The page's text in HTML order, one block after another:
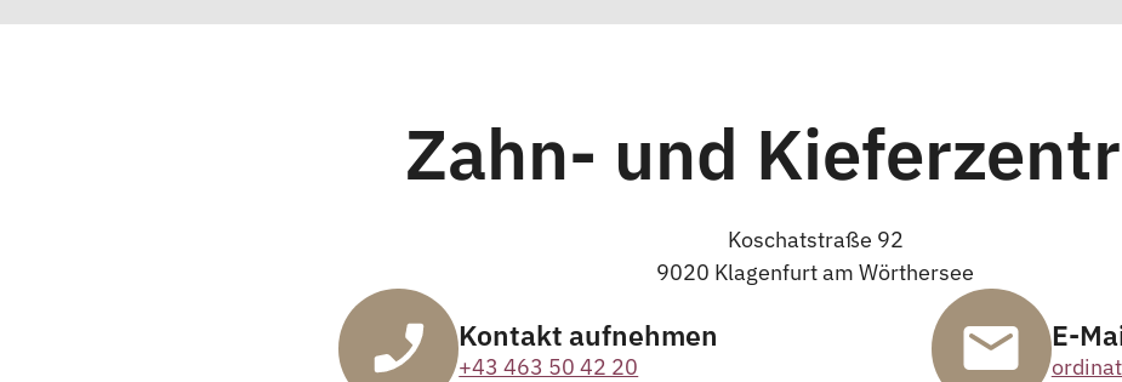
Zahn- und
Koschatstraße 92
9020 Klagenfurt am Wörthersee
Kontakt aufnehmen
+43 463 50 42 20
E-